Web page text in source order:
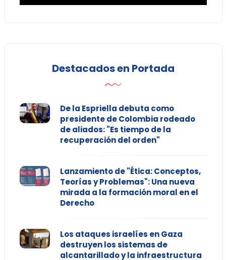
Destacados en Portada
De la Espriella debuta como
presidente de Colombia rodeado
de aliados: "Es tiempo de la
recuperación del orden"
Lanzamiento de "Ética: Conceptos,
Teorías y Problemas": Una nueva
mirada a la formación moral en el
Derecho
Los ataques israelíes en Gaza
destruyen los sistemas de
alcantarillado y la infraestructura